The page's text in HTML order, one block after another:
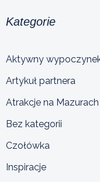
Kategorie
Aktywny
Artykuł partnera
Atrakcje na Mazurach
Bez kategorii
Czołówka
Inspiracje